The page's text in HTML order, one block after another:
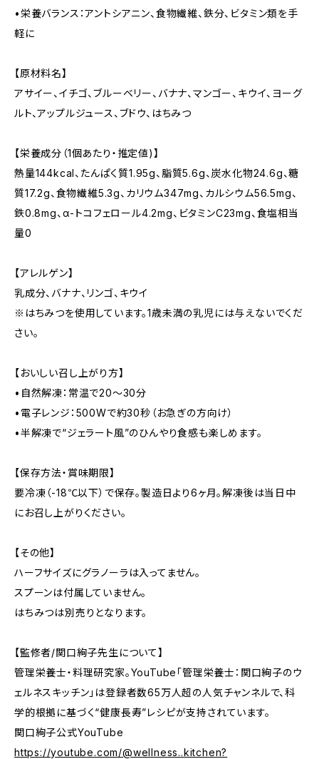
•栄養バランス：アントシアニン、食物繊維、鉄分、ビタミン類を手
軽に
【原材料名】
アサイー、イチゴ、ブルーベリー、バナナ、マンゴー、キウイ、ヨーグ
ルト、アップルジュース、ブドウ、はちみつ
【栄養成分（1個あたり・推定値)】
熱量144kcal、たんぱく質1.95g、脂質5.6g、炭水化物24.6g、糖
質17.2g、食物繊維5.3g、カリウム347mg、カルシウム56.5mg、
鉄0.8mg、α-トコフェロール4.2mg、ビタミンC23mg、食塩相当
量0
【アレルゲン】
乳成分、バナナ、リンゴ、キウイ
※はちみつを使用しています。1歳未満の乳児には与えないでくだ
さい。
【おいしい召し上がり方】
•自然解凍：常温で20〜30分
•電子レンジ：500Wで約30秒（お急ぎの方向け）
•半解凍で“ジェラート風”のひんやり食感も楽しめます。
【保存方法・賞味期限】
要冷凍（-18℃以下）で保存。製造日より6ヶ月。解凍後は当日中
にお召し上がりください。
【その他】
ハーフサイズにグラノーラは入ってません。
スプーンは付属していません。
はちみつは別売りとなります。
【監修者/関口絢子先生について】
管理栄養士・料理研究家。YouTube「管理栄養士：関口絢子のウ
ェルネスキッチン」は登録者数65万人超の人気チャンネルで、科
学的根拠に基づく“健康長寿”レシピが支持されています。
関口絢子公式YouTube
https://youtube.com/@wellness..kitchen?